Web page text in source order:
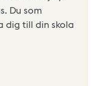
Du som
dig till din skola